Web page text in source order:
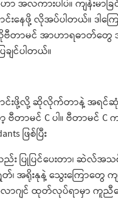
ာ အလကားပါပဲ။ ကျန်းမာခ
းနေဖို့ လိုအပ်ပါတယ်။ ဒါက
ာမင် အာဟာရဓာတ်တွ
ချင်ပါတယ်။
င်းဖို့လို့ ဆိုလိုက်တာနဲ့ အရင်
တာမင် C ပါ။ ဗီတာမင် C
ဖြစ်ပြီး
ပြုပြင်ပေးတာ၊ ဆဲလ်အသ
ရွတ်၊ အရိုးနုနဲ့ သွေးကြောတွေ
ဂျင် ထုတ်လုပ်ရာမှာ ကူညီပ